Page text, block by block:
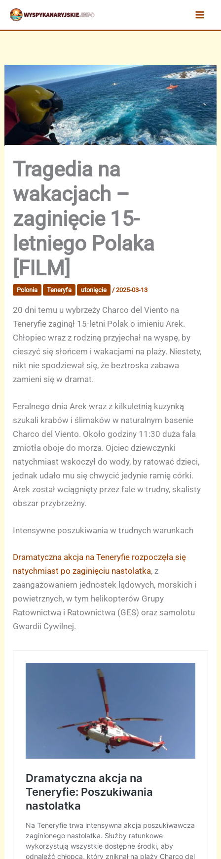
Przejdź
treści
Tragedia na
wakacjach –
zaginięcie 15-
letniego Polaka
[FILM]
Polonia Teneryfa utonięcie /2025-03-13
20 dni temu u wybrzeży Charco del Viento na
Teneryfie zaginął 15-letni Polak o imieniu Arek.
Chłopiec wraz z rodziną przyjechał na wyspę, by
cieszyć się słońcem i wakacjami na plaży. Niestety,
nikt nie spodziewał się, że beztroska zabawa
zamieni się w dramat.
Feralnego dnia Arek wraz z kilkuletnią kuzynką
szukali krabów i ślimaków w naturalnym basenie
Charco del Viento. Około godziny 11:30 duża fala
zmiotła oboje do morza. Ojciec dziewczynki
natychmiast wskoczył do wody, by ratować dzieci,
jednak udało mu się chwycić jedynie ramię córki.
Arek został wciągnięty przez fale w trudny, skalisty
obszar przybrzeżny.
Intensywne poszukiwania w trudnych warunkach
Dramatyczna akcja na Teneryfie rozpoczęła się
natychmiast po zaginięciu nastolatka, z
zaangażowaniem jednostek lądowych, morskich i
powietrznych, w tym helikopterów Grupy
Ratownictwa i Ratownictwa (GES) oraz samolotu
Gwardii Cywilnej.